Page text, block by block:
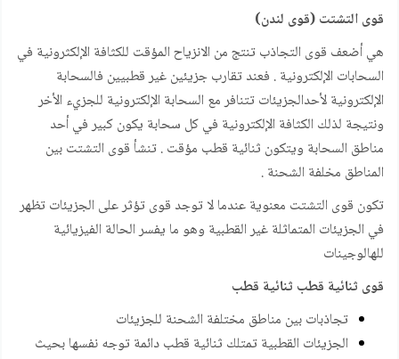
قوى التشتت (قوى لندن)
هي أضعف قوى التجاذب تنتج من الانزياح المؤقت للكثافة الإلكثرونية في
السحابات الإلكترونية . فعند تقارب جزيئين غير قطبيين فالسحابة
الإلكترونية لأحدالجزيئات تتنافر مع السحابة الإلكترونية للجزيء الأخر
ونتيجة لذلك الكثافة الإلكترونية في كل سحابة يكون كبير في أحد
مناطق السحابة ويتكون ثنائية قطب مؤقت . تنشأ قوى التشتت بين
المناطق مخلفة الشحنة .
تكون قوى التشتت معنوية عندما لا توجد قوى تؤثر على الجزيئات تظهر
في الجزيئات المتماثلة غير القطبية وهو ما يفسر الحالة الفيزيائية
للهالوجينات
قوى ثنائية قطب ثنائية قطب
تجاذبات بين مناطق مختلفة الشحنة للجزيئات
الجزيئات القطبية تمتلك ثنائية قطب دائمة توجه نفسها بحيث